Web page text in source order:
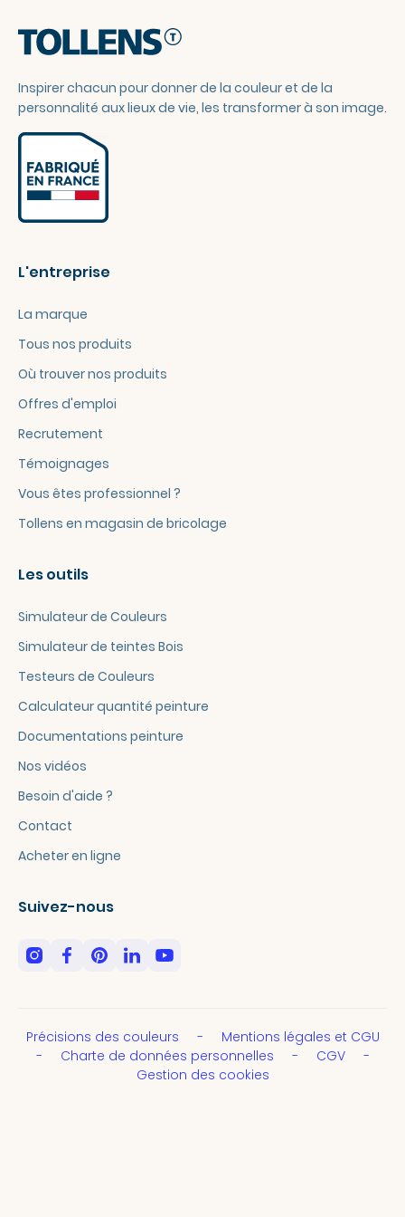
Inspirer chacun pour donner de la couleur et de la
personnalité aux lieux de vie, les transformer à son image.
L'entreprise
La marque
Tous nos produits
Où trouver nos produits
Offres d'emploi
Recrutement
Témoignages
Vous êtes professionnel ?
Tollens en magasin de bricolage
Les outils
Simulateur de Couleurs
Simulateur de teintes Bois
Testeurs de Couleurs
Calculateur quantité peinture
Documentations peinture
Nos vidéos
Besoin d'aide ?
Contact
Acheter en ligne
Suivez-nous
Précisions des couleurs
Mentions légales et CGU
Charte de données personnelles
CGV
Gestion des cookies